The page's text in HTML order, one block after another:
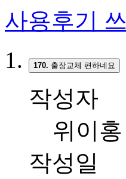
사용후기
170. 출장교체 편하네요
작성자
위이홍
작성일